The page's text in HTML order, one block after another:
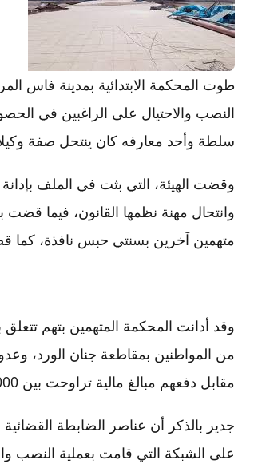
طوت المحكمة الابتدائية بمدينة فاس
النصب والاحتيال على الراغبين في
سلطة وأحد معارفه كان ينتحل صفة
وقضت الهيئة، التي بثت في الملف
متهمين آخرين بسنتي حبس نافذة، كما قضت الهيئة ذاتها بـ 4
وقد أدانت المحكمة المتهمين بتهم
من المواطنين بمقاطعة جنان الورد،
مقابل دفعهم مبالغ مالية تراوحت بين 5000 و 30 ألف درهم.
جدير بالذكر أن عناصر الضابطة
على الشبكة التي قامت بعملية النصب